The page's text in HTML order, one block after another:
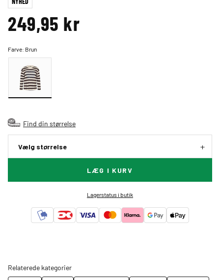
249,95 kr
Farve: Brun
Find din størrelse
Vælg størrelse
LÆG I KURV
Lagerstatus i butik
Relaterede kategorier